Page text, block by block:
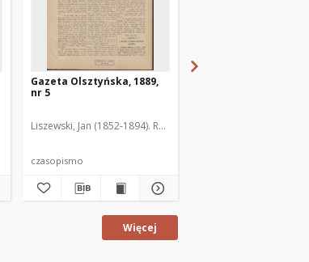
Gazeta Olsztyńska, 1889,
nr 5
Liszewski, Jan (1852-1894). Red.
czasopismo
Więcej